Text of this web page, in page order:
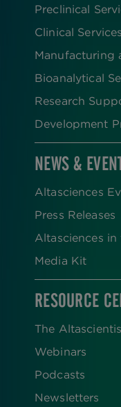
Preclinical
Clinical Services
Manufacturing
Bioanalytical
Research
Development
NEWS &
Altasciences
Press Releases
Altasciences in
Media Kit
RESOURCE
The
Webinars
Podcasts
Newsletters